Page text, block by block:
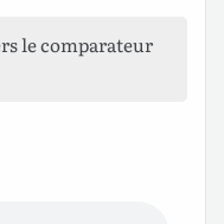
le comparateur